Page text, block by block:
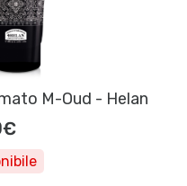
M-Oud - Helan